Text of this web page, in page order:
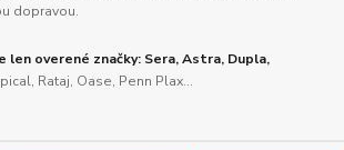
dopravou.
len overené značky: Sera, Astra, Dupla,
Rataj, Oase, Penn Plax...